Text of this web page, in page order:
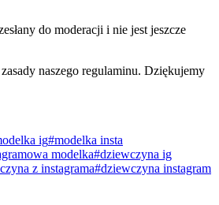
do moderacji i nie jest jeszcze
naszego regulaminu. Dziękujemy
ig#modelka insta
modelka#dziewczyna ig
z instagrama#dziewczyna instagram